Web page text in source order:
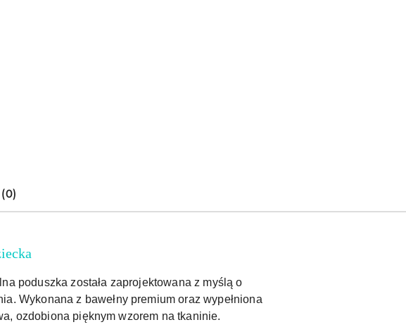
poduszka została zaprojektowana z myślą o
Wykonana z bawełny premium oraz wypełniona
ozdobiona pięknym wzorem na tkaninie.